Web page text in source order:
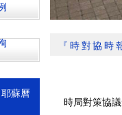
『時對協時
時局對策協
蘇曆